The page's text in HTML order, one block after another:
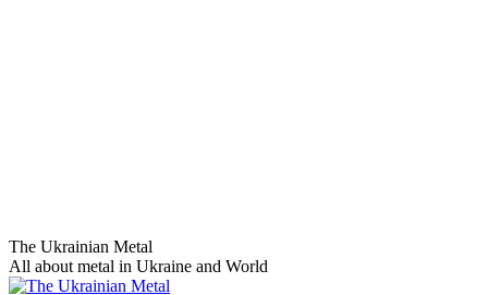
Skip
to
content
The Ukrainian Metal
All about metal in Ukraine and World